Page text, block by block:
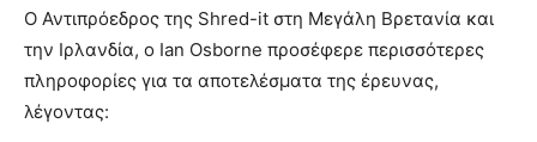
Ο Αντιπρόεδρος της Shred-it στη Μεγάλη Βρετανία και
την Ιρλανδία, ο Ian Osborne προσέφερε περισσότερες
πληροφορίες για τα αποτελέσματα της έρευνας,
λέγοντας: